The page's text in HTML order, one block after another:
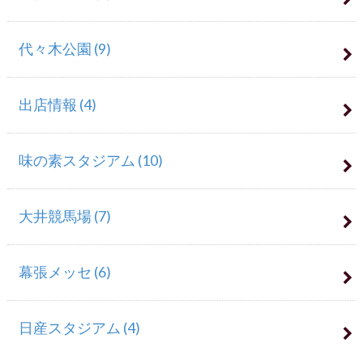
代々木公園 (9)
出店情報 (4)
味の素スタジアム (10)
大井競馬場(7)
幕張メッセ (6)
日産スタジアム (4)